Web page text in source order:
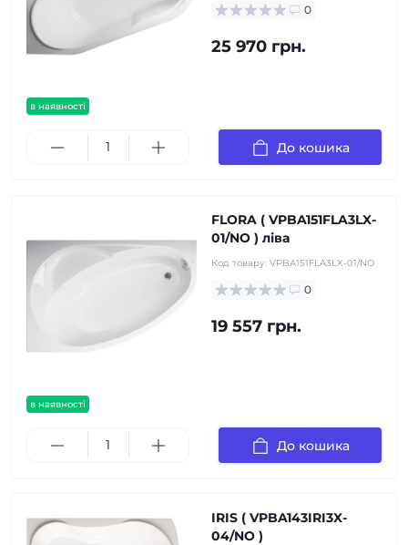
в наявності
0
25 970 грн.
До кошика
в наявності
FLORA ( VPBA151FLA3LX-
01/NO ) ліва
Код товару: VPBA151FLA3LX-01/NO
0
19 557 грн.
До кошика
IRIS ( VPBA143IRI3X-
04/NO )